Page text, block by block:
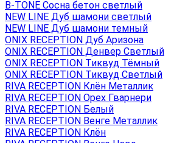
B-TONE Сосна бетон светлый
NEW LINE Дуб шамони светлый
NEW LINE Дуб шамони темный
ONIX RECEPTION Дуб Аризона
ONIX RECEPTION Денвер Светлый
ONIX RECEPTION Тиквуд Тёмный
ONIX RECEPTION Тиквуд Светлый
RIVA RECEPTION Клён Металлик
RIVA RECEPTION Орех Гварнери
RIVA RECEPTION Белый
RIVA RECEPTION Венге Металлик
RIVA RECEPTION Клён